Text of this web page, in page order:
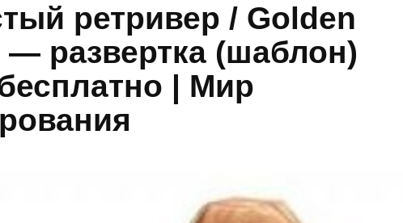
ретривер / Golden
— развертка (шаблон)
| Мир